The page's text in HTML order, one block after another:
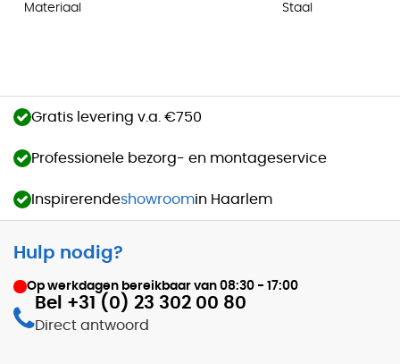
Materiaal Staal
Gratis levering v.a. €750
Professionele bezorg- en montageservice
Inspirerendeshowroomin Haarlem
Hulp nodig?
Op werkdagen bereikbaar van 08:30 - 17:00
Bel +31 (0) 23 302 00 80
Direct antwoord